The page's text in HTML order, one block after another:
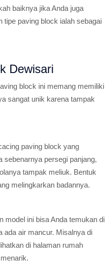
baiknya jika Anda juga
tipe paving block ialah sebagai
Dewisari
block ini memang memiliki
sangat unik karena tampak
paving block yang
sebenarnya persegi panjang,
tampak meliuk. Bentuk
melingkarkan badannya.
model ini bisa Anda temukan di
ada air mancur. Misalnya di
di halaman rumah